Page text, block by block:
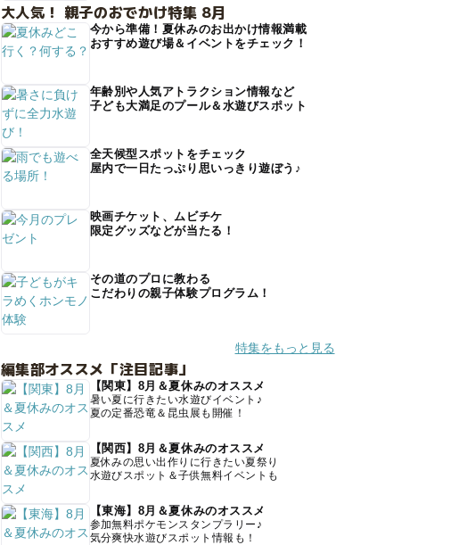
大人気！ 親子のおでかけ特集 8月
今から準備！夏休みのお出かけ情報満載
おすすめ遊び場＆イベントをチェック！
年齢別や人気アトラクション情報など
子ども大満足のプール＆水遊びスポット
全天候型スポットをチェック
屋内で一日たっぷり思いっきり遊ぼう♪
映画チケット、ムビチケ
限定グッズなどが当たる！
その道のプロに教わる
こだわりの親子体験プログラム！
特集をもっと見る
編集部オススメ「注目記事」
【関東】8月＆夏休みのオススメ
暑い夏に行きたい水遊びイベント♪
夏の定番恐竜＆昆虫展も開催！
【関西】8月＆夏休みのオススメ
夏休みの思い出作りに行きたい夏祭り
水遊びスポット＆子供無料イベントも
【東海】8月＆夏休みのオススメ
参加無料ポケモンスタンプラリー♪
気分爽快水遊びスポット情報も！